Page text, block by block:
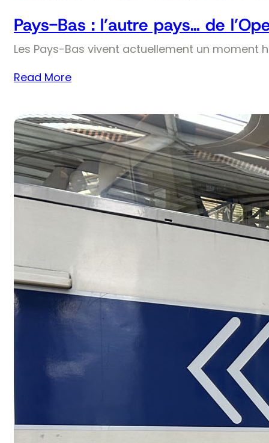
Pays-Bas : l’autre pays… de
Les Pays-Bas vivent actuellement un moment
Read More